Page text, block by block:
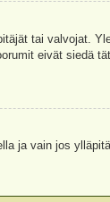
tai valvojat.
eivät siedä
ja vain jos